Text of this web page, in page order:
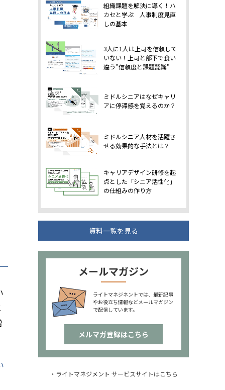
組織課題を解決に導く！ハ
カセと学ぶ 人事制度見直
しの基本
3人に1人は上司を信頼して
いない！上司と部下で食い
違う"信頼度と課題認識"
ミドルシニアはなぜキャリ
アに停滞感を覚えるのか？
ミドルシニア人材を活躍さ
せる効果的な手法とは？
キャリアデザイン研修を起
点とした「シニア活性化」
の仕組みの作り方
資料一覧を見る
メールマガジン
ライトマネジネントでは、最新記事
やお役立ち情報などメールマガジン
で配信しています。
メルマガ登録はこちら
・ライトマネジメント サービスサイトはこちら